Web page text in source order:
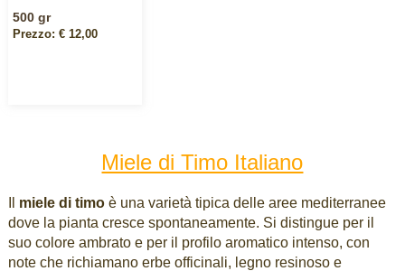
500 gr
Prezzo: € 12,00
Miele di Timo Italiano
miele di timoè una varietà tipica delle aree mediterranee
dove la pianta cresce spontaneamente. Si distingue per il
suo colore ambrato e per il profilo aromatico intenso, con
note che richiamano erbe officinali, legno resinoso e